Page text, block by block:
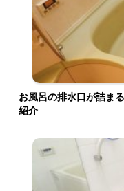
お風呂の排水口が詰ま
紹介